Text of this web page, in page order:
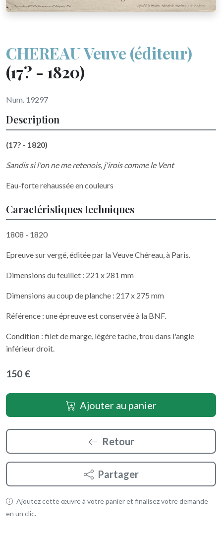
CHEREAU Veuve (éditeur)
(17? - 1820)
Num. 19297
Description
(17? - 1820)
Sandis si l'on ne me retenois, j'irois comme le Vent
Eau-forte rehaussée en couleurs
Caractéristiques techniques
1808 - 1820
Epreuve sur vergé, éditée par la Veuve Chéreau, à Paris.
Dimensions du feuillet : 221 x 281 mm
Dimensions au coup de planche : 217 x 275 mm
Référence : une épreuve est conservée à la BNF.
Condition : filet de marge, légère tache, trou dans l'angle
inférieur droit.
150 €
Ajouter au panier
Retour
Partager
Ajoutez cette œuvre à votre panier et finalisez votre demande
en un clic.